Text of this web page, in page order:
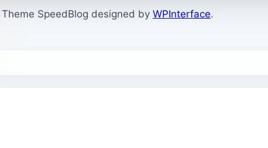
SpeedBlog designed by WPInterface.